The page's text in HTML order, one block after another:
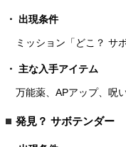
出現条件
ミッション「どこ？ サ
主な入手アイテム
万能薬、APアップ、呪
発見？ サボテンダー